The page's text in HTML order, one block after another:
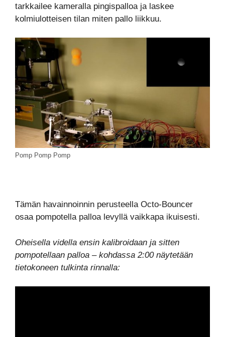
tarkkailee kameralla pingispalloa ja laskee
kolmiulotteisen tilan miten pallo liikkuu.
Pomp Pomp Pomp
Tämän havainnoinnin perusteella Octo-Bouncer
osaa pompotella palloa levyllä vaikkapa ikuisesti.
Oheisella vidella ensin kalibroidaan ja sitten
pompotellaan palloa – kohdassa 2:00 näytetään
tietokoneen tulkinta rinnalla: